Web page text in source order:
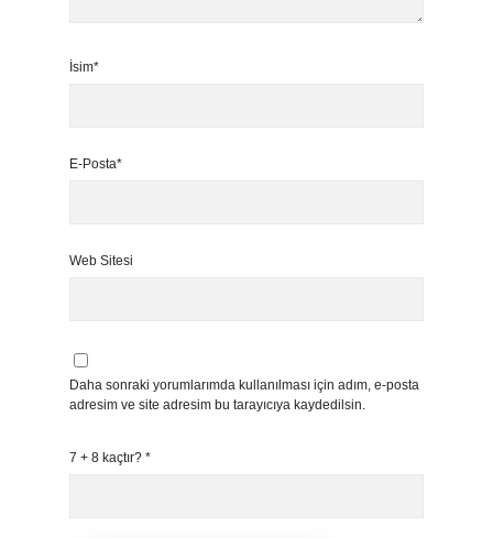
İsim*
E-Posta*
Web Sitesi
Daha sonraki yorumlarımda kullanılması için adım, e-posta
adresim ve site adresim bu tarayıcıya kaydedilsin.
7 + 8 kaçtır? *